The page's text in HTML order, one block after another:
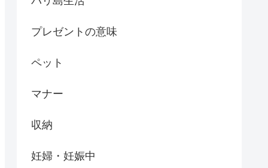
プレゼントの意味
ペット
マナー
収納
妊婦・妊娠中